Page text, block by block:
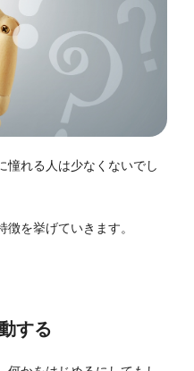
憧れる人は少なくないでし
を挙げていきます。
する